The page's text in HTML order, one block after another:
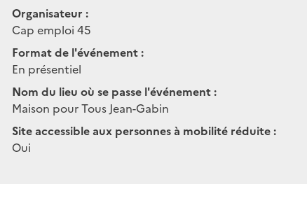
Organisateur :
Cap emploi 45
Format de l'événement :
En présentiel
Nom du lieu où se passe l'événement :
Maison pour Tous Jean-Gabin
Site accessible aux personnes à mobilité réduite :
Oui